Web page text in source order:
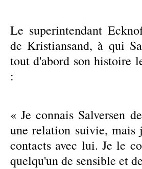
Le superintendant
de Kristiansand, à qui
tout d'abord son histoire
:
« Je connais Salversen
une relation suivie, mais
contacts avec lui. Je le
quelqu'un de sensible et